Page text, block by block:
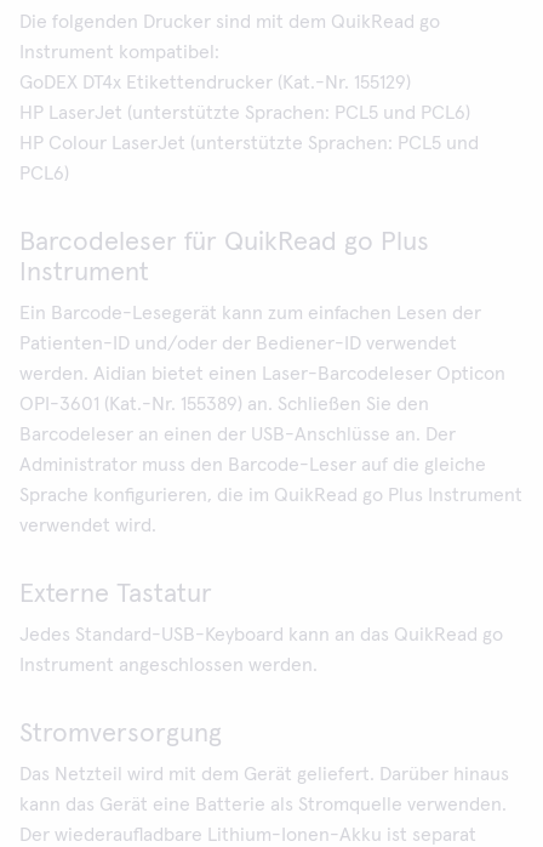
Die folgenden Drucker sind mit dem QuikRead go
Instrument kompatibel:
GoDEX DT4x Etikettendrucker (Kat.-Nr. 155129)
HP LaserJet (unterstützte Sprachen: PCL5 und PCL6)
HP Colour LaserJet (unterstützte Sprachen: PCL5 und
PCL6)
Barcodeleser für QuikRead go Plus
Instrument
Ein Barcode-Lesegerät kann zum einfachen Lesen der
Patienten-ID und/oder der Bediener-ID verwendet
werden. Aidian bietet einen Laser-Barcodeleser Opticon
OPI-3601 (Kat.-Nr. 155389) an. Schließen Sie den
Barcodeleser an einen der USB-Anschlüsse an. Der
Administrator muss den Barcode-Leser auf die gleiche
Sprache konfigurieren, die im QuikRead go Plus Instrument
verwendet wird.
Externe Tastatur
Jedes Standard-USB-Keyboard kann an das QuikRead go
Instrument angeschlossen werden.
Stromversorgung
Das Netzteil wird mit dem Gerät geliefert. Darüber hinaus
kann das Gerät eine Batterie als Stromquelle verwenden.
Der wiederaufladbare Lithium-Ionen-Akku ist separat